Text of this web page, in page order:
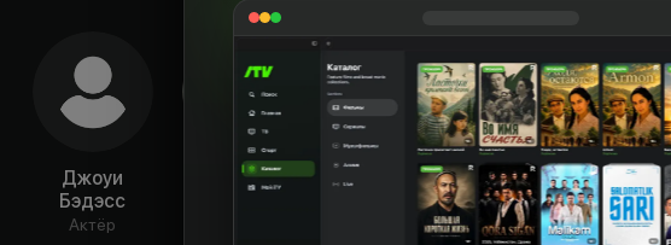
Джоуи
Бэдэсс
Актёр
Эндрю
Заря Симон
Мона
Сишодиа
Актёр